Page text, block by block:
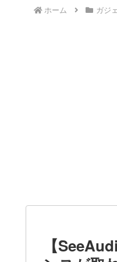
ホーム ガジ
【